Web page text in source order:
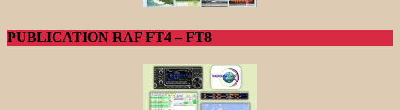
PUBLICATION RAF FT4 – FT8